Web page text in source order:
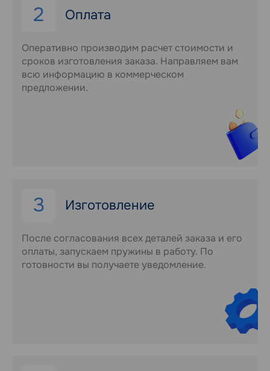
2 Оплата
Оперативно производим расчет стоимости и
сроков изготовления заказа. Направляем вам
всю информацию в коммерческом
предложении.
3 Изготовление
После согласования всех деталей заказа и его
оплаты, запускаем пружины в работу. По
готовности вы получаете уведомление.